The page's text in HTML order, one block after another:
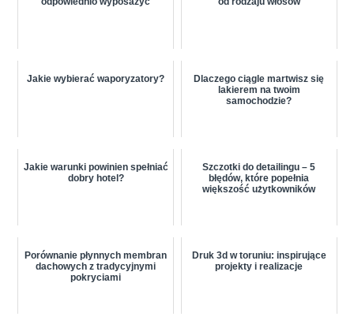
Jakie wybierać waporyzatory?
Dlaczego ciągle martwisz się
lakierem na twoim
samochodzie?
Jakie warunki powinien spełniać
dobry hotel?
Szczotki do detailingu – 5
błędów, które popełnia
większość użytkowników
Porównanie płynnych membran
dachowych z tradycyjnymi
pokryciami
Druk 3d w toruniu: inspirujące
projekty i realizacje